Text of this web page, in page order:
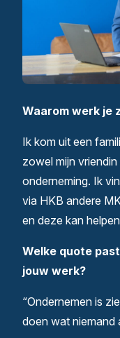
Waarom werk je
Ik kom uit een
zowel mijn
onderneming. Ik
via HKB andere
en deze kan
Welke quote
jouw werk?
“Ondernemen is
doen wat niemand